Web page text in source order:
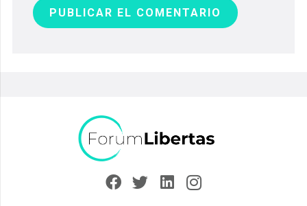
PUBLICAR EL COMENTARIO